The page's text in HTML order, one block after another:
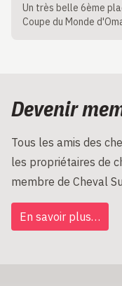
Un très belle 6ème
Coupe du Monde
Devenir
Tous les amis des
les propriétaires de
membre de Cheval
En savoir plus…